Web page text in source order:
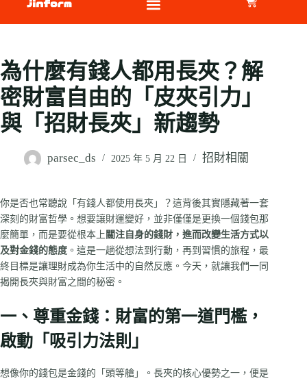
為什麼有錢人都用長夾？解
密財富自由的「皮夾引力」
與「招財長夾」新趨勢
parsec_ds 2025 年 5 月 22 日 招財相關
你是否也常聽說「有錢人都使用長夾」？這背後其實隱藏著一套
深刻的財富哲學。想要讓財運變好，並非僅僅是更換一個錢包那
麼簡單，而是要從根本上 關注自身的錢財，進而改變生活方式以
及對金錢的態度 。這是一趟從想法到行動，再到習慣的旅程，最
終目標是讓理財成為你生活中的自然反應。今天，就讓我們一同
揭開長夾與財富之間的秘密。
一、尊重金錢：財富的第一道門檻，
啟動「吸引力法則」
想像你的錢包是金錢的「頭等艙」。長夾的核心優勢之一，便是